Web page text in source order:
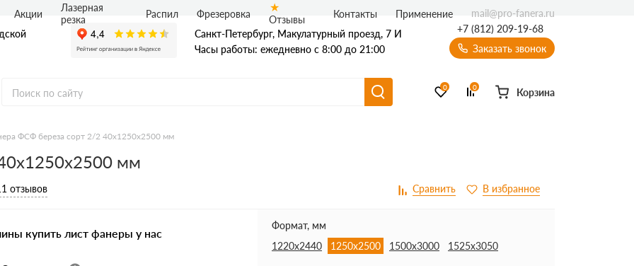
Санкт-Петербург, Макулатурный проезд, 7 И
Часы работы: ежедневно с 8:00 до 21:00
+7 (812) 209-19-68
Заказать звонок
фанера
фанера
0 0 Корзина
Акции
Лазерная
резка
Распил Фрезеровка Отзывы Контакты Применение mail@pro-fanera.ru
ФСФ береза сорт 2/2 40х1250х2500 мм
мм
отзывов
купить лист фанеры у нас
Формат, мм
1220х2440
1250х2500 1500х3000 1525х3050